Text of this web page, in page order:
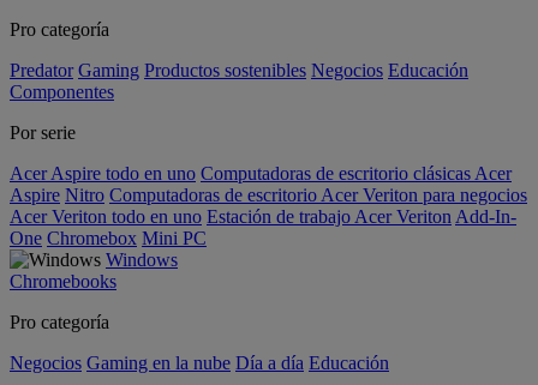
Pro categoría
Predator Gaming Productos sostenibles Negocios Educación
Componentes
Por serie
Acer Aspire todo en uno Computadoras de escritorio clásicas Acer
Aspire Nitro Computadoras de escritorio Acer Veriton para negocios
Acer Veriton todo en uno Estación de trabajo Acer Veriton Add-In-
One Chromebox Mini PC
Windows
Chromebooks
Pro categoría
Negocios Gaming en la nube Día a día Educación